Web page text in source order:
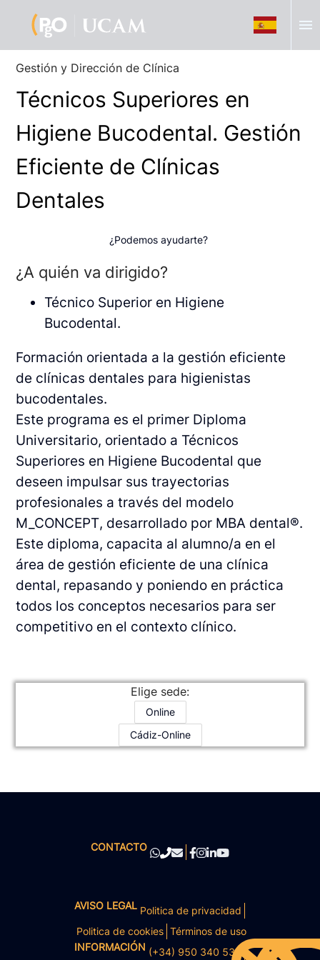
menu
Gestión y Dirección de Clínica
Técnicos Superiores en
Higiene Bucodental. Gestión
Eficiente de Clínicas
Dentales
¿Podemos ayudarte?
¿A quién va dirigido?
Técnico Superior en Higiene
Bucodental.
Formación orientada a la gestión eficiente
de clínicas dentales para higienistas
bucodentales.
Este programa es el primer Diploma
Universitario, orientado a Técnicos
Superiores en Higiene Bucodental que
deseen impulsar sus trayectorias
profesionales a través del modelo
M_CONCEPT, desarrollado por MBA dental®.
Este diploma, capacita al alumno/a en el
área de gestión eficiente de una clínica
dental, repasando y poniendo en práctica
todos los conceptos necesarios para ser
competitivo en el contexto clínico.
Elige sede:
Online
Cádiz-Online
CONTACTO
AVISO LEGAL Politica de privacidad
Politica de cookies Términos de uso
INFORMACIÓN (+34) 950 340 531